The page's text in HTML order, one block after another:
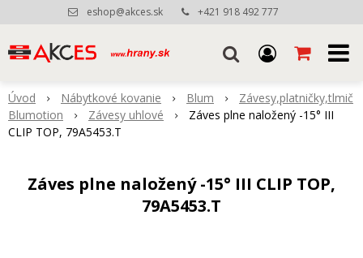
eshop@akces.sk +421 918 492 777
Úvod Nábytkové kovanie Blum
Závesy,platničky,tlmič
Blumotion
Závesy uhlové
Záves plne naložený -15° III
CLIP TOP, 79A5453.T
Záves plne naložený -15° III CLIP TOP,
79A5453.T